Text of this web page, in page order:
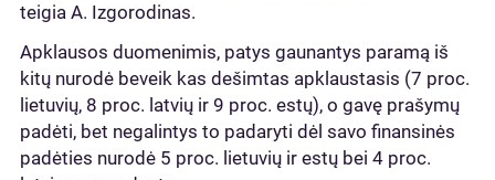
teigia A. Izgorodinas.
Apklausos duomenimis, patys gaunantys paramą iš
kitų nurodė beveik kas dešimtas apklaustasis (7 proc.
lietuvių, 8 proc. latvių ir 9 proc. estų), o gavę prašymų
padėti, bet negalintys to padaryti dėl savo finansinės
padėties nurodė 5 proc. lietuvių ir estų bei 4 proc.